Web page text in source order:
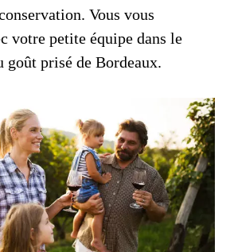
Vous vous
votre petite équipe dans le
goût prisé de Bordeaux.